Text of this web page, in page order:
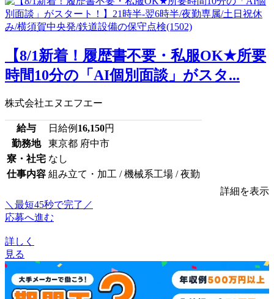
【8/1新着！履歴書不要・私服OK★所要
時間10分の「AI個別面談」がスタ...
株式会社エヌエフエー
給与 日給例 16,150円
勤務地
東京都 府中市
寮・社宅 なし
仕事内容 組み立て・加工 / 機械系工場 / 夜勤
詳細を表示
＼最短45秒で完了／
応募へ進む
詳しく
見る